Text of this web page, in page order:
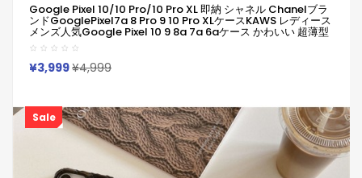
Google Pixel 10/10 Pro/10 Pro XL 即納 シャネル Chanelブラ
ンドGooglePixel7a 8 Pro 9 10 Pro XLケースKAWS レディース
メンズ人気Google Pixel 10 9 8a 7a 6aケース かわいい 超薄型
軽量 Google 6 7 8a 9a 10ケース 全面保護 ブランド シャネル
Chanel Galaxy A56 A55 S25/S24/S23ultraケース
Iphone/Galaxy/Google Pixelなど全機種対応
¥3,999¥4,999
Sale